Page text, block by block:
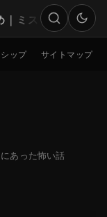
｜ミステリー
検索
シップ サイトマップ
あった怖い話